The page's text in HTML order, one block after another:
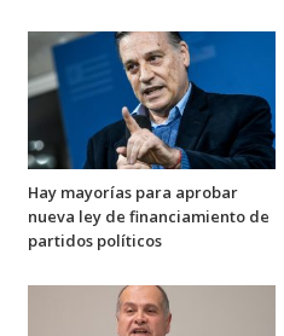
Hay mayorías para aprobar
nueva ley de financiamiento de
partidos políticos